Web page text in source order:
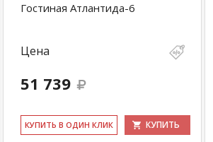
Гостиная Атлантида-6
Цена
51 739
КУ­ПИТЬ В ОДИН КЛИК КУПИТЬ